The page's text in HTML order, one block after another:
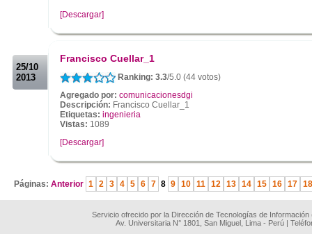
[Descargar]
25/10
2013
Francisco Cuellar_1
Ranking: 3.3/5.0 (44 votos)
Agregado por: comunicacionesdgi
Descripción: Francisco Cuellar_1
Etiquetas: ingenieria
Vistas: 1089
[Descargar]
Páginas: Anterior 1 2 3 4 5 6 7 8 9 10 11 12 13 14 15 16 17 18
Servicio ofrecido por la Dirección de Tecnologías de
Av. Universitaria N° 1801, San Miguel, Lima - Perú |